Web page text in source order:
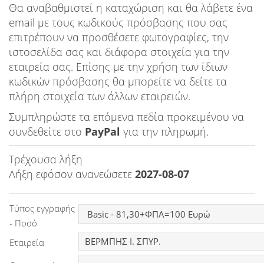
Παιχνίδια
Ραδιόφωνο
Ταινίες
Θα αναβαθμιστεί η καταχώριση και θα λάβετε ένα
email με τους κωδικούς πρόσβασης που σας
επιτρέπουν να προσθέσετε φωτογραφίες, την
ιστοσελίδα σας και διάφορα στοιχεία για την
εταιρεία σας. Επίσης με την χρήση των ίδιων
κωδικών πρόσβασης θα μπορείτε να δείτε τα
πλήρη στοιχεία των άλλων εταιρειών.
Συμπληρώστε τα επόμενα πεδία προκειμένου να
συνδεθείτε στο PayPal για την πληρωμή.
Τρέχουσα λήξη
Λήξη εφόσον ανανεώσετε 2027-08-07
Τύπος εγγραφής
- Ποσό
Εταιρεία